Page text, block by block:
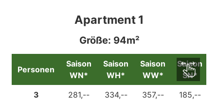
Apartment 1
Größe: 94m²
Personen
Saison
WN*
Saison
WH*
Saison
WW*
Saison
SN*
3 281,-- 334,-- 357,-- 185,--